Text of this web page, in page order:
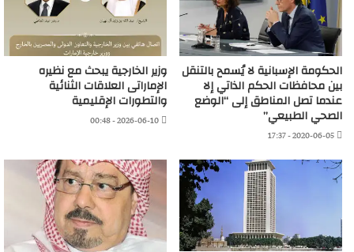
الحكومة الإسبانية لا يُسمح بالتنقل
بين محافظات الحكم الذاتي إلا
عندما تصل المناطق إلى “الوضع
الصحي الطبيعي”
2020-06-05 - 17:37
وزير الخارجية يبحث مع نظيره
الإماراتى العلاقات الثنائية
والتطورات الإقليمية
2026-06-10 - 00:48